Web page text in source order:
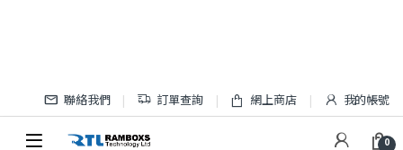
Skip to navigation
Skip to content
聯絡我們 訂單查詢 網上商店 我的帳號
Open 0